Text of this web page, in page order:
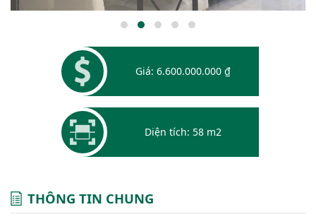
Giá: 6.600.000.000 ₫
Diện tích: 58 m2
THÔNG TIN CHUNG